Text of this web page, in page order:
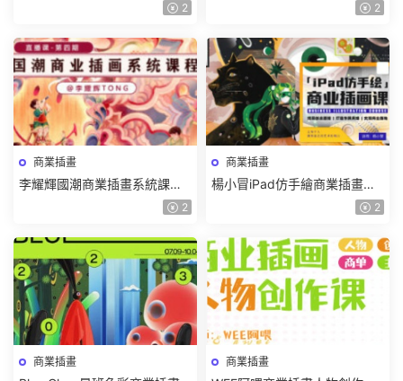
2 2
商業插畫
李耀輝國潮商業插畫系統課第4
期2023【畫質還可以隻有視 2
商業插畫
楊小冒iPad仿手繪商業插畫課
第3期2022年【畫質高清隻有2
商業插畫 商業插畫